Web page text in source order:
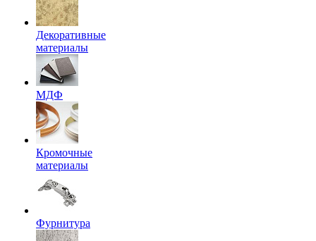
Декоративные
материалы
МДФ
Кромочные
материалы
Фурнитура